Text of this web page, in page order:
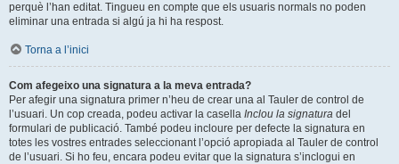
perquè l’han editat. Tingueu en compte que els usuaris normals no poden
eliminar una entrada si algú ja hi ha respost.
Torna a l’inici
Com afegeixo una signatura a la meva entrada?
Per afegir una signatura primer n’heu de crear una al Tauler de control de
l’usuari. Un cop creada, podeu activar la casella Inclou la signatura del
formulari de publicació. També podeu incloure per defecte la signatura en
totes les vostres entrades seleccionant l’opció apropiada al Tauler de control
de l’usuari. Si ho feu, encara podeu evitar que la signatura s’inclogui en